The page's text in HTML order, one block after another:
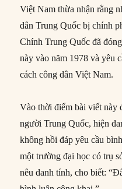
Việt Nam thừa nhận rằng
dân Trung Quốc bị chính
Chính Trung Quốc đã
này vào năm 1978 và yêu
cách công dân Việt Nam.
Vào thời điểm bài viết này
người Trung Quốc, hiện
không hồi đáp yêu cầu
một trường đại học có trụ
nêu danh tính, cho biết: